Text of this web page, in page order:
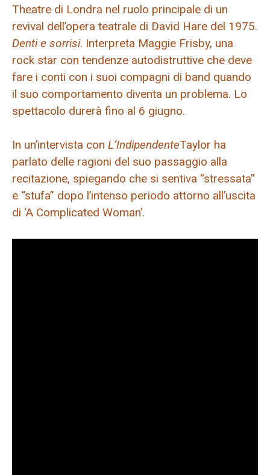
Theatre di Londra nel ruolo principale di un
revival dell’opera teatrale di David Hare del 1975.
Denti e sorrisi. Interpreta Maggie Frisby, una
rock star con tendenze autodistruttive che deve
fare i conti con i suoi compagni di band quando
il suo comportamento diventa un problema. Lo
spettacolo durerà fino al 6 giugno.
In un’intervista con L’IndipendenteTaylor ha
parlato delle ragioni del suo passaggio alla
recitazione, spiegando che si sentiva “stressata”
e “stufa” dopo l’intenso periodo attorno all’uscita
di ‘A Complicated Woman’.